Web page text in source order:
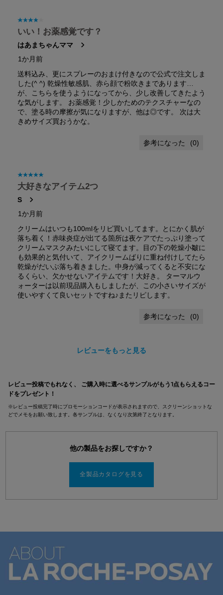
星4／5個です。
いい！お薬感覚です？
はあまちゃんママ
1か月前
送料込み、更にスプレーのおまけ付きなので公式で注文しま
した(^ ^) 乾燥性敏感肌、赤ら顔で粉吹きまであります…
が、こちらを使うようになってから、少し改善してきたよう
な気がします。 お薬感覚！少しかためのテクスチャーなの
で、塗る時の摩擦が気になりますが、他は◎です。 次は大
きめサイズ買おうかな。
(0)
星5／5個です。
大好きなアイテム2つ
S
1か月前
クリームはいつも100mlをリピ買いしてます。とにかく肌が
落ち着く！赤味炎症が出てる箇所は夜ケアでたっぷり塗って
クリームマスクみたいにして寝てます。目の下の乾燥小皺に
も効果的と気付いて、アイクリームばりに重ね付けしてたら
乾燥がだいぶ落ち着きました。中身が減ってくると不安にな
るくらい、欠かせないアイテムです！大好き。 ターマルウ
ォーターは以前現品購入もしましたが、この小さいサイズが
使いやすくて良いセットですね♪またリピします。
(0)
レビューをもっと見る
pdpsections-search-by-category
レビュー投稿でもれなく、 ご購入時に選べるサンプルがもう1点もらえるコー
ドをプレゼント！
※レビュー投稿完了時にプロモーションコードが表示されますので、スクリーンショットな
どでメモをお願い致します。各サンプルは、なくなり次第終了となります。
他の製品をお探しですか？
全製品カタログを見る